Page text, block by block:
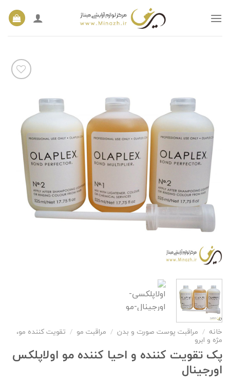
به
علاقه
مندی
ها
خانه / مراقبت پوست صورت و بدن / مراقبت مو / تقویت کننده مو،
مژه و ابرو
پک تقویت کننده و احیا کننده مو اولاپلکس
اورجینال